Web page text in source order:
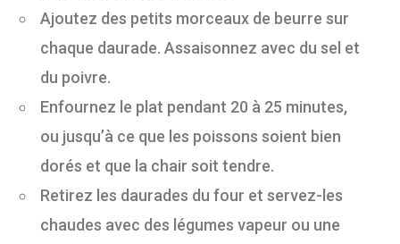
Ajoutez des petits morceaux de beurre sur
chaque daurade. Assaisonnez avec du sel et
du poivre.
Enfournez le plat pendant 20 à 25 minutes,
ou jusqu’à ce que les poissons soient bien
dorés et que la chair soit tendre.
Retirez les daurades du four et servez-les
chaudes avec des légumes vapeur ou une